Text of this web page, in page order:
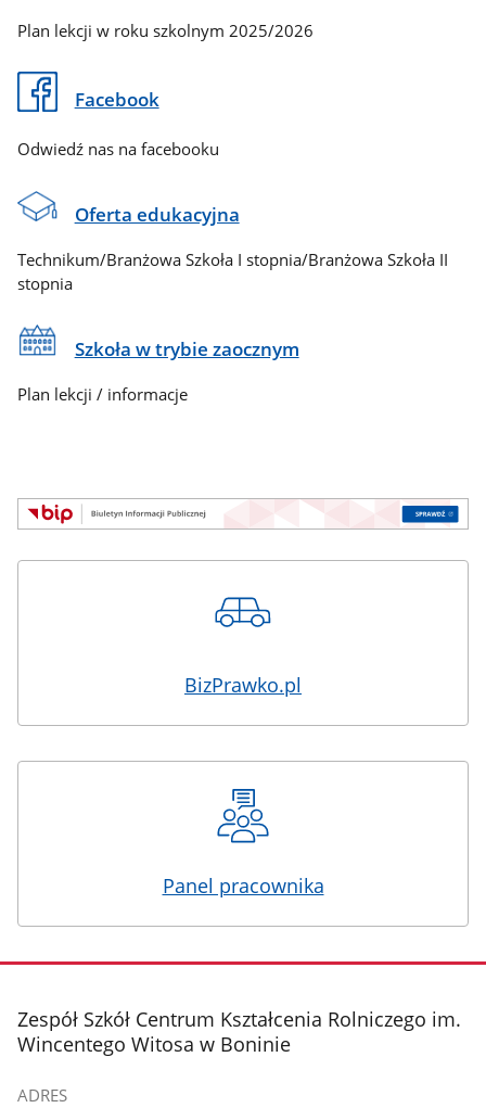
Plan lekcji w roku szkolnym 2025/2026
Facebook
Odwiedź nas na facebooku
Oferta edukacyjna
Technikum/Branżowa Szkoła I stopnia/Branżowa Szkoła II
stopnia
Szkoła w trybie zaocznym
Plan lekcji / informacje
BizPrawko.pl
Panel pracownika
stopka
Zespół Szkół Centrum Kształcenia Rolniczego im.
Wincentego Witosa w Boninie
ADRES